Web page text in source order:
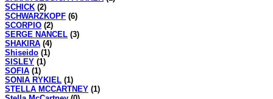
SCHICK (2)
SCHWARZKOPF (6)
SCORPIO (2)
SERGE NANCEL (3)
SHAKIRA (4)
Shiseido (1)
SISLEY (1)
SOFIA (1)
SONIA RYKIEL (1)
STELLA MCCARTNEY (1)